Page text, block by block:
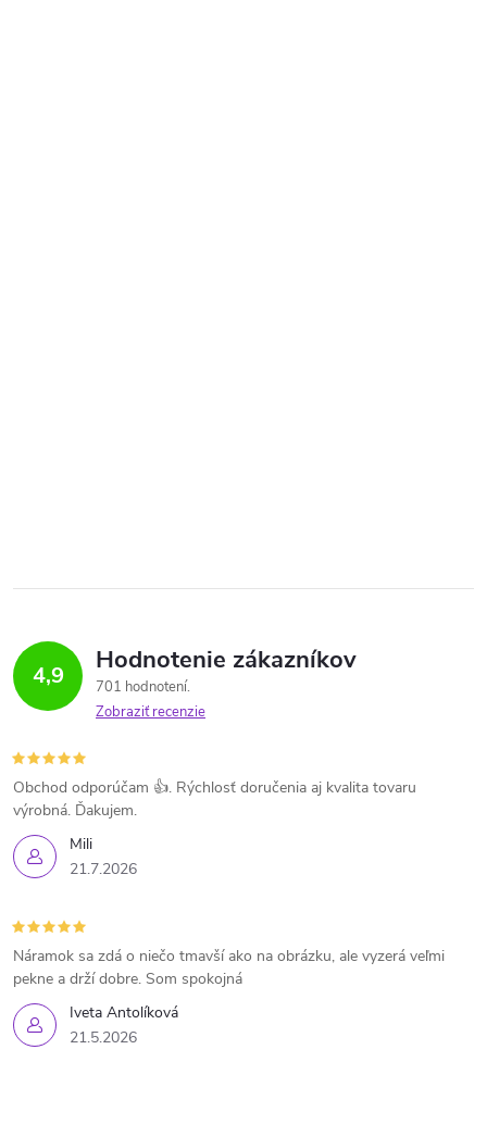
4,9 Hodnotenie zákazníkov
701 hodnotení
Zobraziť recenzie
Mili
21.7.2026
Obchod odporúčam 👍. Rýchlosť doručenia aj kvalita tovaru
výrobná. Ďakujem.
Iveta Antolíková
21.5.2026
Náramok sa zdá o niečo tmavší ako na obrázku, ale vyzerá veľmi
pekne a drží dobre. Som spokojná